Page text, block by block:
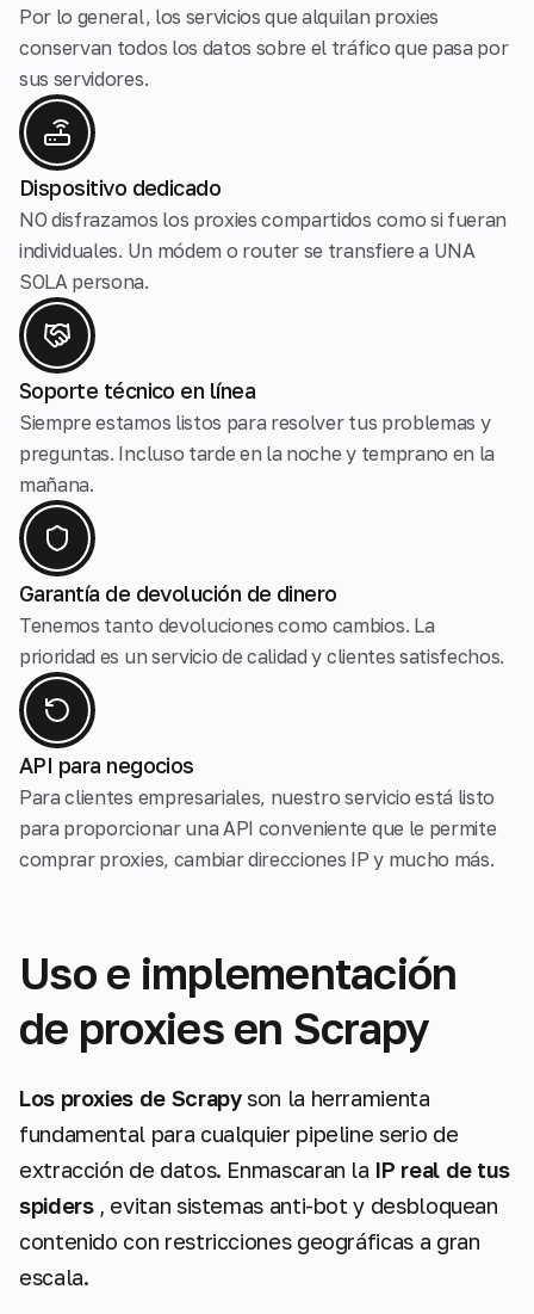
Por lo general, los servicios que alquilan proxies
conservan todos los datos sobre el tráfico que pasa por
sus servidores.
Dispositivo dedicado
NO disfrazamos los proxies compartidos como si fueran
individuales. Un módem o router se transfiere a UNA
SOLA persona.
Soporte técnico en línea
Siempre estamos listos para resolver tus problemas y
preguntas. Incluso tarde en la noche y temprano en la
mañana.
Garantía de devolución de dinero
Tenemos tanto devoluciones como cambios. La
prioridad es un servicio de calidad y clientes satisfechos.
API para negocios
Para clientes empresariales, nuestro servicio está listo
para proporcionar una API conveniente que le permite
comprar proxies, cambiar direcciones IP y mucho más.
Uso e implementación
de proxies en Scrapy
Los proxies de Scrapyson la herramienta
fundamental para cualquier pipeline serio de
extracción de datos. Enmascaran la IP real de tus
spiders , evitan sistemas anti-bot y desbloquean
contenido con restricciones geográficas a gran
escala.